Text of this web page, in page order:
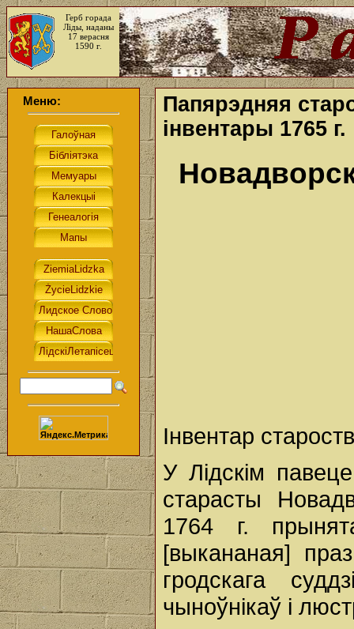
Герб горада
Ліды, наданы
17 верасня
1590 г.
Меню:
Папярэдняя
інвентары 1765 г.
Інвентар
У Лідскім
старасты
1764 г.
[выкананая]
гродскага
чыноўнікаў і